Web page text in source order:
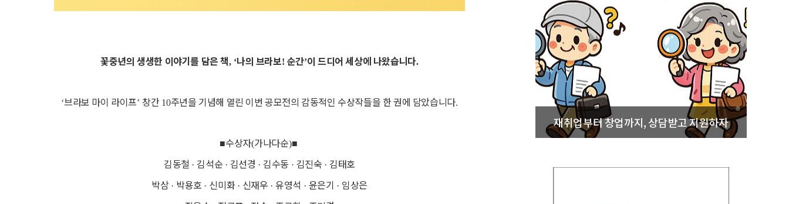
꽃중년의 생생한 이야기를 담은 책, ‘나의 브라보! 순간’이 드디어 세상에 나왔습니다.
‘브라보 마이 라이프’ 창간 10주년을 기념해 열린 이번 공모전의 감동적인 수상작들을 한 권에 담았습니다.
■수상자(가나다순)■
김동철 ·김석순 · 김선경 ·김수동 · 김진숙 ·김태호
박삼 · 박용호 · 신미화 · 신재우 ·유영석 · 윤은기 · 임상은
재취업부터 창업까지, 상담받고 지원하자